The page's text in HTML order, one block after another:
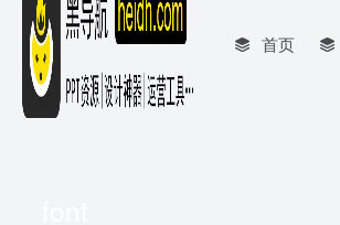
首页